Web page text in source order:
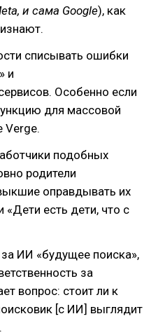
и сама Google), как
списывать ошибки
и
Особенно если
для массовой
Verge.
подобных
родители
оправдывать их
есть дети, что с
за ИИ «будущее поиска»,
за
вопрос: стоит ли к
[с ИИ] выглядит